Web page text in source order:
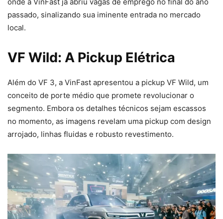
passado, sinalizando sua iminente entrada no mercado
local.
VF Wild: A Pickup Elétrica
Além do VF 3, a VinFast apresentou a pickup VF Wild, um
conceito de porte médio que promete revolucionar o
segmento. Embora os detalhes técnicos sejam escassos
no momento, as imagens revelam uma pickup com design
arrojado, linhas fluidas e robusto revestimento.